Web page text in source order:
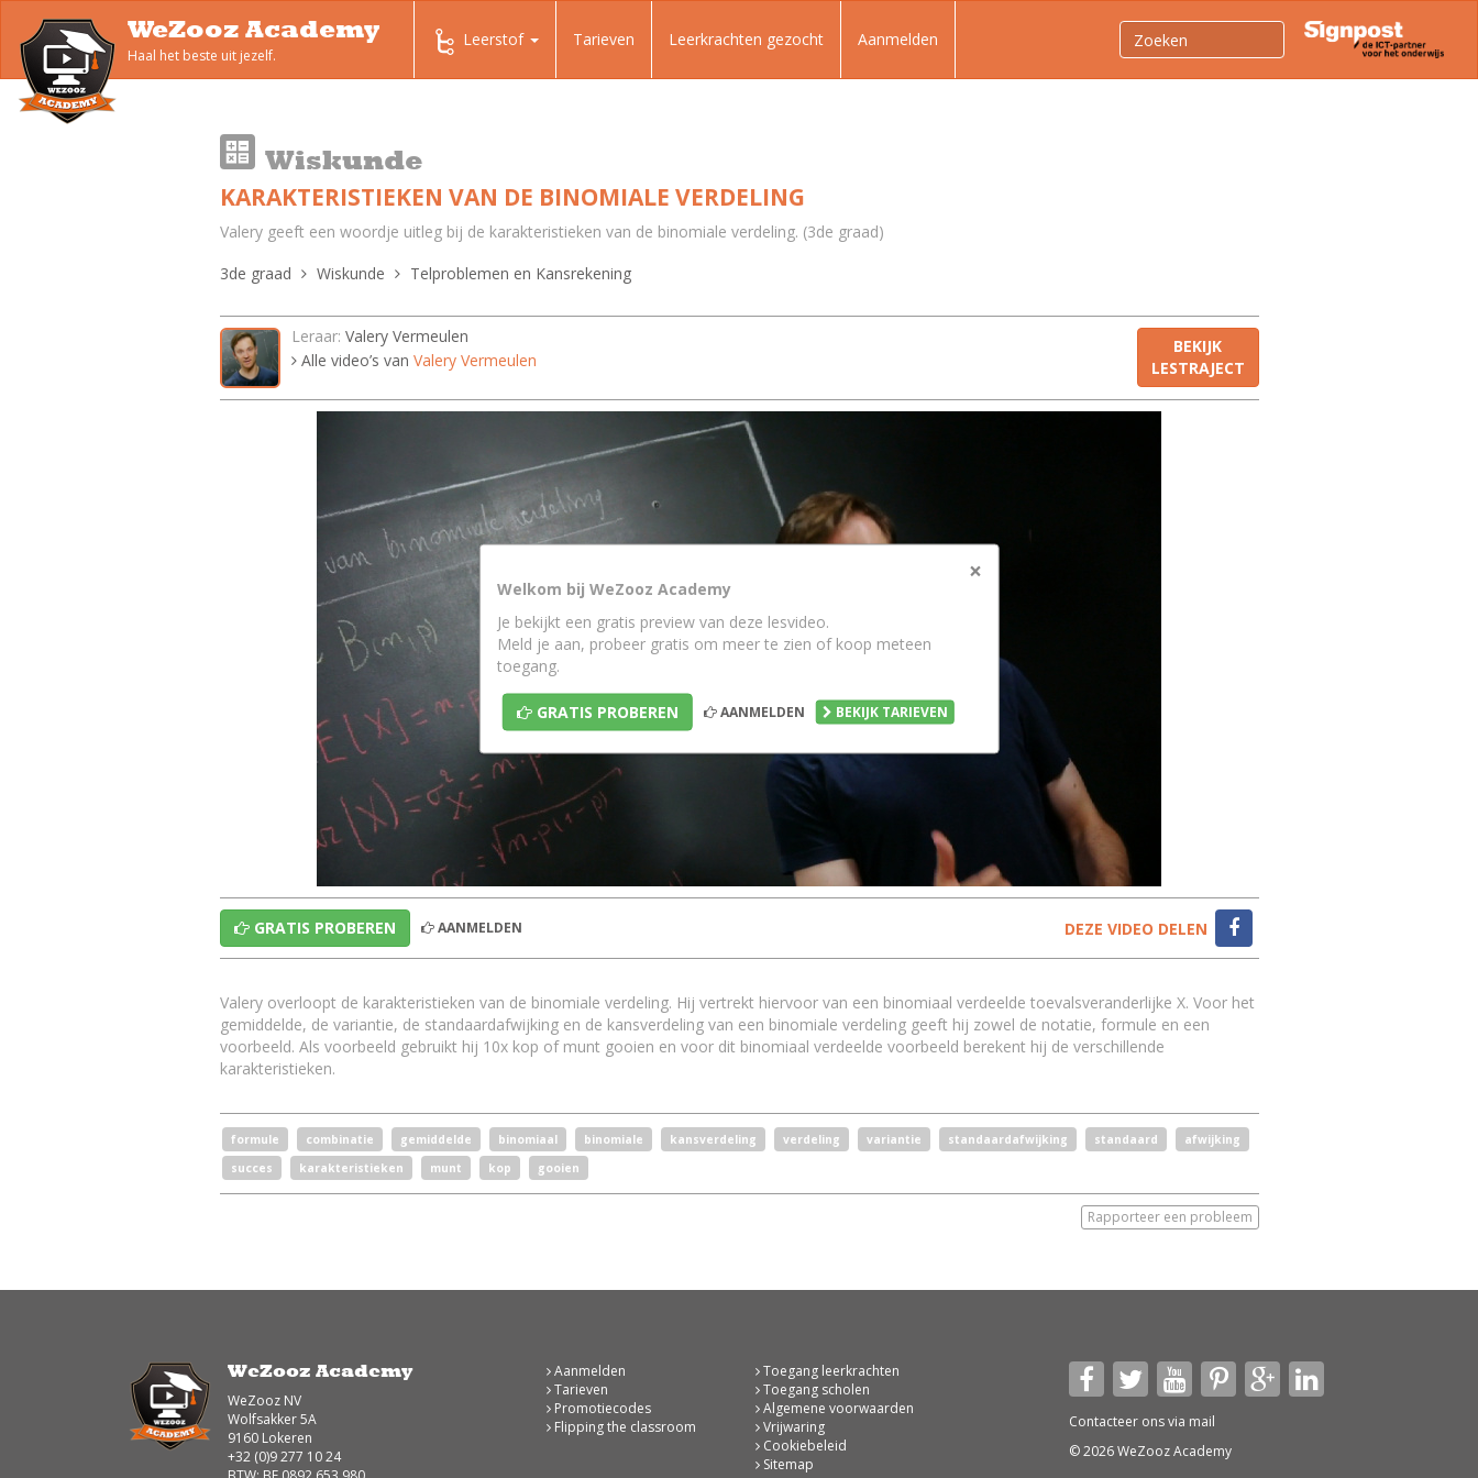
WeZooz Academy
Haal het beste uit jezelf.
Leerstof Tarieven Leerkrachten gezocht Aanmelden
Wiskunde
KARAKTERISTIEKEN VAN DE BINOMIALE VERDELING
Valery geeft een woordje uitleg bij de karakteristieken van de binomiale verdeling. (3de graad)
3de graad
Wiskunde Telproblemen en Kansrekening
Leraar: Valery Vermeulen
Alle video’s van Valery Vermeulen
BEKIJK
LESTRAJECT
×
Welkom bij WeZooz Academy
Je bekijkt een gratis preview van deze lesvideo.
Meld je aan, probeer gratis om meer te zien of koop meteen
toegang.
GRATIS PROBEREN AANMELDEN BEKIJK TARIEVEN
GRATIS PROBEREN AANMELDEN DEZE VIDEO DELEN
Valery overloopt de karakteristieken van de binomiale verdeling. Hij vertrekt hiervoor van een binomiaal verdeelde toevalsveranderlijke X. Voor het
gemiddelde, de variantie, de standaardafwijking en de kansverdeling van een binomiale verdeling geeft hij zowel de notatie, formule en een
voorbeeld. Als voorbeeld gebruikt hij 10x kop of munt gooien en voor dit binomiaal verdeelde voorbeeld berekent hij de verschillende
karakteristieken.
formule combinatie gemiddelde binomiaal binomiale kansverdeling verdeling variantie standaardafwijking standaard
afwijking
succes
karakteristieken munt kop gooien
Rapporteer een probleem
WeZooz Academy
WeZooz NV
Wolfsakker 5A
9160 Lokeren
+32 (0)9 277 10 24
Aanmelden
Tarieven
Promotiecodes
Flipping the classroom
Toegang leerkrachten
Toegang scholen
Algemene voorwaarden
Vrijwaring
Cookiebeleid
Sitemap
Contacteer ons via mail
© 2026 WeZooz Academy